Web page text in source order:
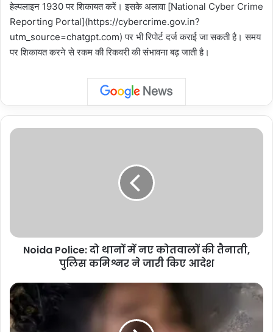
हेल्पलाइन 1930 पर शिकायत करें। इसके अलावा [National Cyber Crime
Reporting Portal](https://cybercrime.gov.in?
utm_source=chatgpt.com) पर भी रिपोर्ट दर्ज कराई जा सकती है। समय
पर शिकायत करने से रकम की रिकवरी की संभावना बढ़ जाती है।
Noida
तैनाती,
पुलिस
जारी
किए
आदेश
Noida Police: दो थानों में नए कोतवालों की तैनाती,
पुलिस कमिश्नर ने जारी किए आदेश
Greater
Noida
Crime:
प्रेम